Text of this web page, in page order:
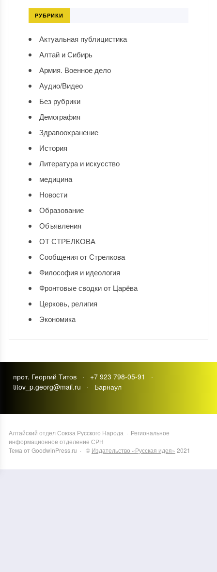
РУБРИКИ
Актуальная публицистика
Алтай и Сибирь
Армия. Военное дело
Аудио/Видео
Без рубрики
Демография
Здравоохранение
История
Литература и искусство
медицина
Новости
Образование
Объявления
ОТ СТРЕЛКОВА
Сообщения от Стрелкова
Философия и идеология
Фронтовые сводки от Царёва
Церковь, религия
Экономика
прот. Георгий Титов · +7 923 798-05-91 ·
titov_p.georg@mail.ru · Барнаул
Алтайский отдел Союза Русского Народа · Региональное
информационное отделение СРН
Тема от GoodwinPress.ru · © Издательство «Русская идея» 2021